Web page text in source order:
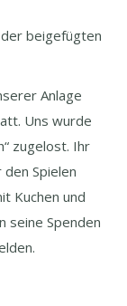
beigefügten
Anlage
Uns wurde
zugelost. Ihr
Spielen
Kuchen und
seine Spenden